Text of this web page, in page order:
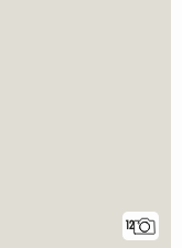
12